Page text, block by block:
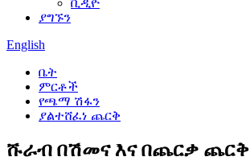
ቪዲዮ
ያግኙን
English
ቤት
ምርቶች
የጫማ ሽፋን
ያልተሸፈነ ጨርቅ
ሹራብ በሽመና እና በጨርቃ ጨርቅ